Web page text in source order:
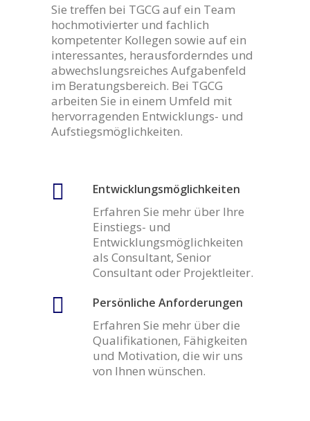
Sie treffen bei TGCG auf ein Team
hochmotivierter und fachlich
kompetenter Kollegen sowie auf ein
interessantes, herausforderndes und
abwechslungsreiches Aufgabenfeld
im Beratungsbereich. Bei TGCG
arbeiten Sie in einem Umfeld mit
hervorragenden Entwicklungs- und
Aufstiegsmöglichkeiten.
Entwicklungsmöglichkeiten
Erfahren Sie mehr über Ihre
Einstiegs- und
Entwicklungsmöglichkeiten
als Consultant, Senior
Consultant oder Projektleiter.
Persönliche Anforderungen
Erfahren Sie mehr über die
Qualifikationen, Fähigkeiten
und Motivation, die wir uns
von Ihnen wünschen.